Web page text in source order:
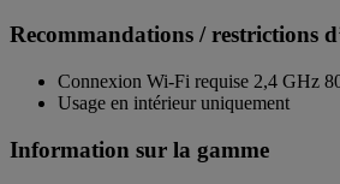
Recommandations / restrictions
Connexion Wi-Fi requise 2,4 GHz
Usage en intérieur uniquement
Information sur la gamme